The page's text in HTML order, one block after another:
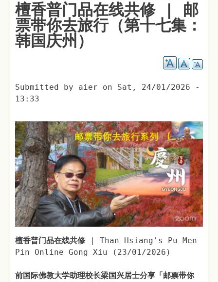
檀香普门品在线共修 | 邮
票带你去旅行（第十七集：
韩国庆州）
Submitted by aier on Sat, 24/01/2026 -
13:33
檀香普门品在线共修 | Than Hsiang's Pu Men
Pin Online Gong Xiu (23/01/2026)
前国际佛教大学助理校长梁国兴居士分享「邮票带你